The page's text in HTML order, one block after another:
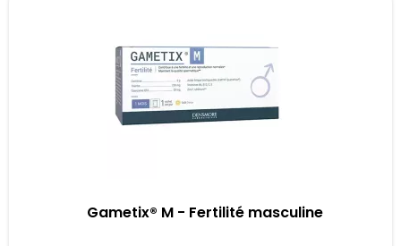
Gametix® M - Fertilité masculine